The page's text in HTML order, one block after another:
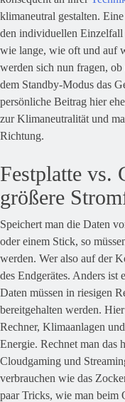
klimaneutral gestalten.
den individuellen Einzelfall
wie lange, wie oft und auf
werden sich nun fragen,
dem Standby-Modus das
persönliche Beitrag hier
zur Klimaneutralität und
Richtung.
Festplatte vs.
größere
Speichert man die Daten
oder einem Stick, so
werden. Wer also auf der
des Endgerätes. Anders ist
Daten müssen in riesigen
bereitgehalten werden.
Rechner, Klimaanlagen
Energie. Rechnet man das
Cloudgaming und
verbrauchen wie das
paar Tricks, wie man beim